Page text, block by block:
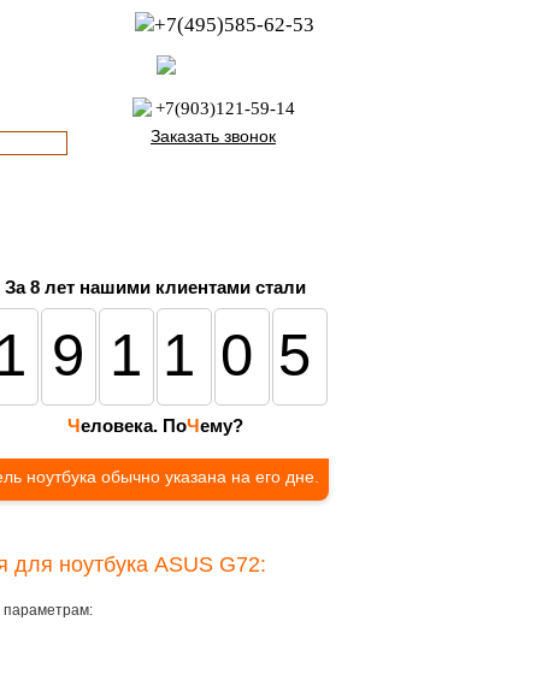
+7(495)585-62-53
+7(903)121-59-14
Заказать звонок
За 8 лет нашими клиентами стали
Человека. ПоЧему?
ноутбука обычно указана на его дне.
для ноутбука ASUS G72:
параметрам: